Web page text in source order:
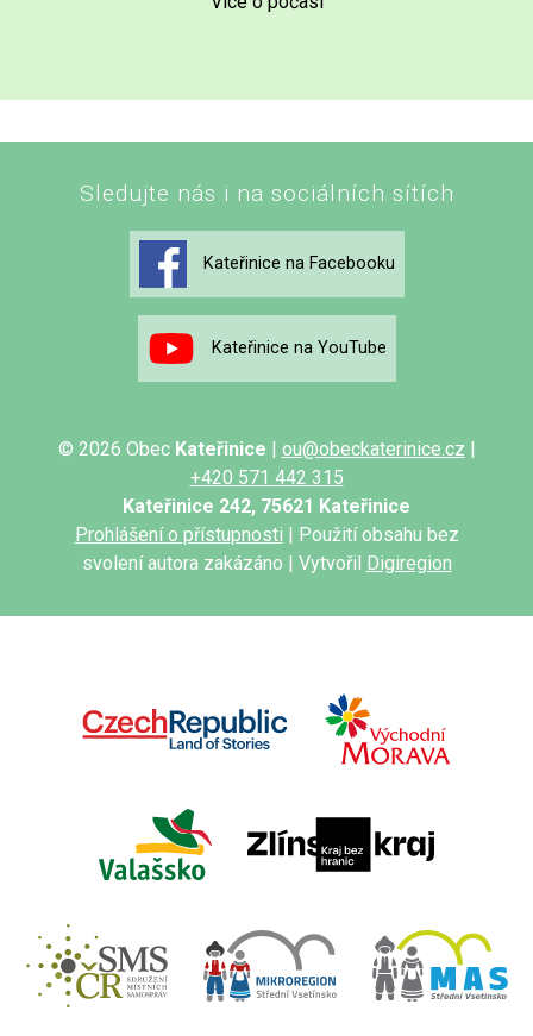
Sledujte nás i na sociálních sítích
Kateřinice na Facebooku
Kateřinice na YouTube
© 2026 Obec Kateřinice | ou@obeckaterinice.cz |
+420 571 442 315
Kateřinice 242, 75621 Kateřinice
Prohlášení o přístupnosti | Použití obsahu bez
svolení autora zakázáno | Vytvořil Digiregion